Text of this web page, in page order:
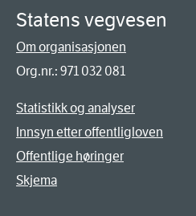
Statens vegvesen
Om organisasjonen
Org.nr.: 971 032 081
Statistikk og analyser
Innsyn etter offentligloven
Offentlige høringer
Skjema